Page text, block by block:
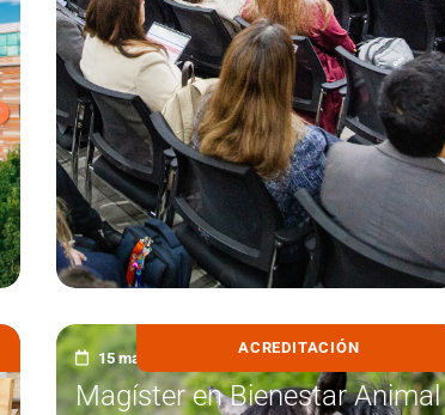
ACREDITACIÓN
15 mayo, 2026
Magíster en Bienestar Animal